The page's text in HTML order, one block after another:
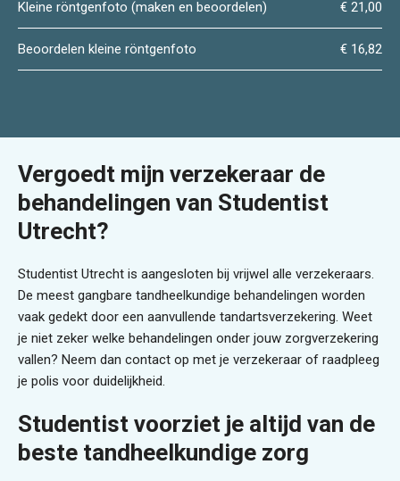
Kleine röntgenfoto (maken en beoordelen) € 21,00
Beoordelen kleine röntgenfoto € 16,82
Vergoedt mijn verzekeraar de
behandelingen van Studentist
Utrecht?
Studentist Utrecht is aangesloten bij vrijwel alle verzekeraars.
De meest gangbare tandheelkundige behandelingen worden
vaak gedekt door een aanvullende tandartsverzekering. Weet
je niet zeker welke behandelingen onder jouw zorgverzekering
vallen? Neem dan contact op met je verzekeraar of raadpleeg
je polis voor duidelijkheid.
Studentist voorziet je altijd van de
beste tandheelkundige zorg